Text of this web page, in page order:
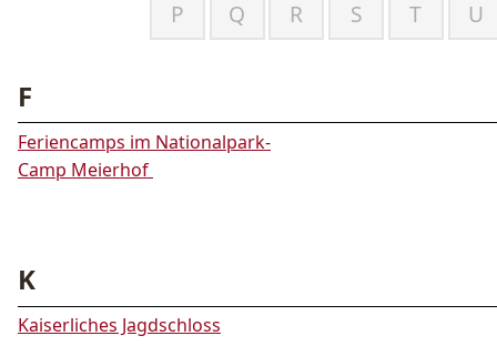
P Q R S T U
F
Feriencamps im Nationalpark-
Camp Meierhof
K
Kaiserliches Jagdschloss